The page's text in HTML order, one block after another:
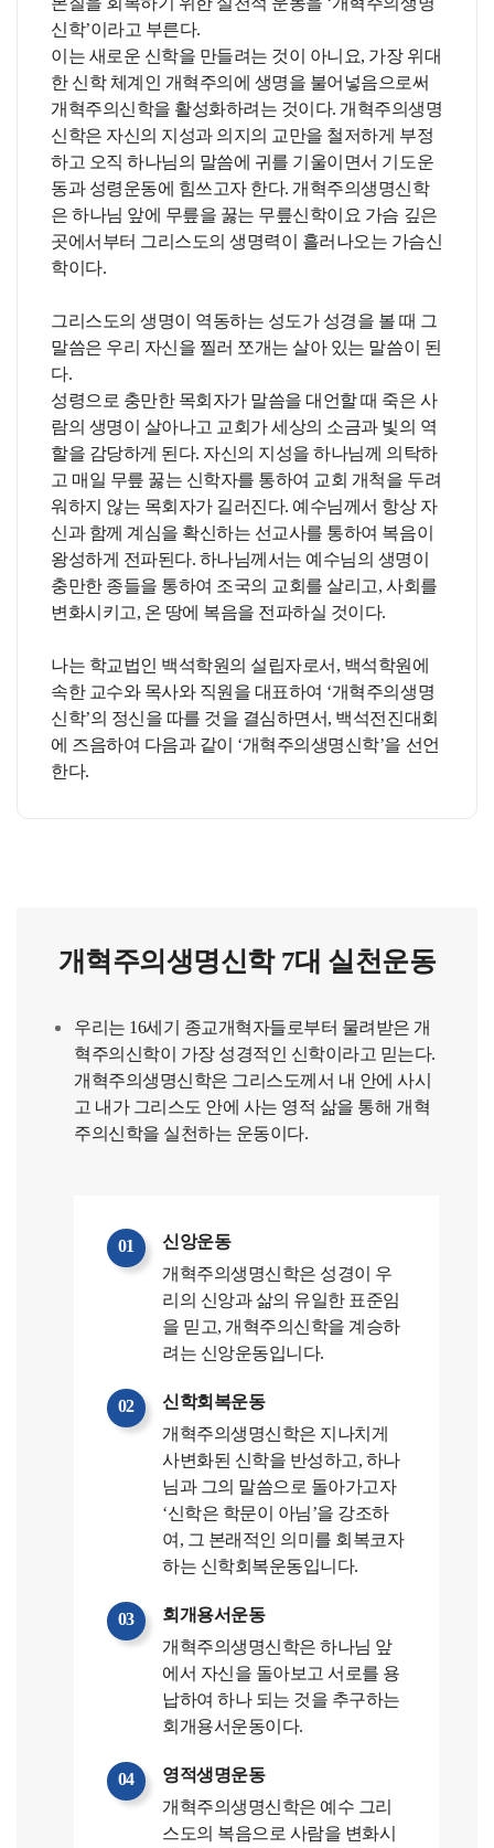
신학’이라고 부른다.
이는 새로운 신학을 만들려는 것이 아니요, 가장 위대
한 신학 체계인 개혁주의에 생명을 불어넣음으로써
개혁주의신학을 활성화하려는 것이다. 개혁주의생명
신학은 자신의 지성과 의지의 교만을 철저하게 부정
하고 오직 하나님의 말씀에 귀를 기울이면서 기도운
동과 성령운동에 힘쓰고자 한다. 개혁주의생명신학
은 하나님 앞에 무릎을 꿇는 무릎신학이요 가슴 깊은
곳에서부터 그리스도의 생명력이 흘러나오는 가슴신
학이다.
그리스도의 생명이 역동하는 성도가 성경을 볼 때 그
말씀은 우리 자신을 찔러 쪼개는 살아 있는 말씀이 된
다.
성령으로 충만한 목회자가 말씀을 대언할 때 죽은 사
람의 생명이 살아나고 교회가 세상의 소금과 빛의 역
할을 감당하게 된다. 자신의 지성을 하나님께 의탁하
고 매일 무릎 꿇는 신학자를 통하여 교회 개척을 두려
워하지 않는 목회자가 길러진다. 예수님께서 항상 자
신과 함께 계심을 확신하는 선교사를 통하여 복음이
왕성하게 전파된다. 하나님께서는 예수님의 생명이
충만한 종들을 통하여 조국의 교회를 살리고, 사회를
변화시키고, 온 땅에 복음을 전파하실 것이다.
나는 학교법인 백석학원의 설립자로서, 백석학원에
속한 교수와 목사와 직원을 대표하여 ‘개혁주의생명
신학’의 정신을 따를 것을 결심하면서, 백석전진대회
에 즈음하여 다음과 같이 ‘개혁주의생명신학’을 선언
한다.
개혁주의생명신학 7대 실천운동
우리는 16세기 종교개혁자들로부터 물려받은 개
혁주의신학이 가장 성경적인 신학이라고 믿는다.
개혁주의생명신학은 그리스도께서 내 안에 사시
고 내가 그리스도 안에 사는 영적 삶을 통해 개혁
주의신학을 실천하는 운동이다.
01
신앙운동
개혁주의생명신학은 성경이 우
리의 신앙과 삶의 유일한 표준임
을 믿고, 개혁주의신학을 계승하
려는 신앙운동입니다.
02
신학회복운동
개혁주의생명신학은 지나치게
사변화된 신학을 반성하고, 하나
님과 그의 말씀으로 돌아가고자
‘신학은 학문이 아님’을 강조하
여, 그 본래적인 의미를 회복코자
하는 신학회복운동입니다.
03
회개용서운동
개혁주의생명신학은 하나님 앞
에서 자신을 돌아보고 서로를 용
납하여 하나 되는 것을 추구하는
회개용서운동이다.
04
영적생명운동
개혁주의생명신학은 예수 그리
스도의 복음으로 사람을 변화시